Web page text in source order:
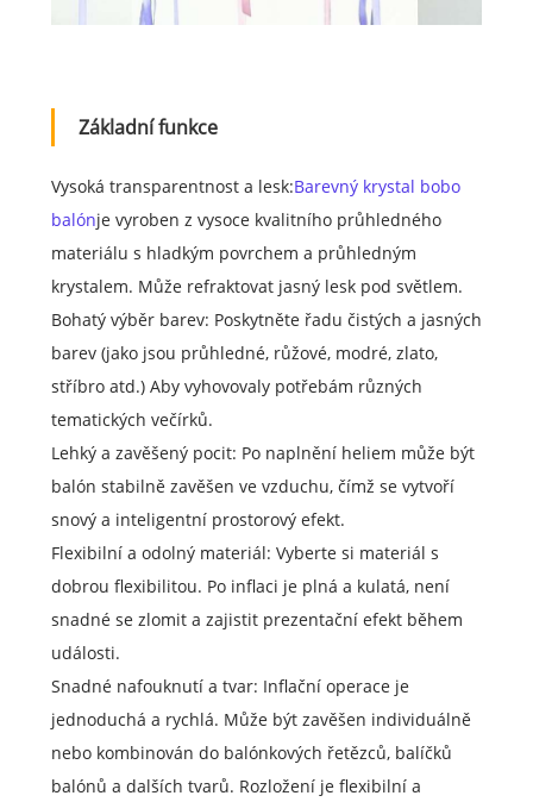
Základní funkce
Vysoká transparentnost a lesk:Barevný krystal bobo
balónje vyroben z vysoce kvalitního průhledného
materiálu s hladkým povrchem a průhledným
krystalem. Může refraktovat jasný lesk pod světlem.
Bohatý výběr barev: Poskytněte řadu čistých a jasných
barev (jako jsou průhledné, růžové, modré, zlato,
stříbro atd.) Aby vyhovovaly potřebám různých
tematických večírků.
Lehký a zavěšený pocit: Po naplnění heliem může být
balón stabilně zavěšen ve vzduchu, čímž se vytvoří
snový a inteligentní prostorový efekt.
Flexibilní a odolný materiál: Vyberte si materiál s
dobrou flexibilitou. Po inflaci je plná a kulatá, není
snadné se zlomit a zajistit prezentační efekt během
události.
Snadné nafouknutí a tvar: Inflační operace je
jednoduchá a rychlá. Může být zavěšen individuálně
nebo kombinován do balónkových řetězců, balíčků
balónů a dalších tvarů. Rozložení je flexibilní a